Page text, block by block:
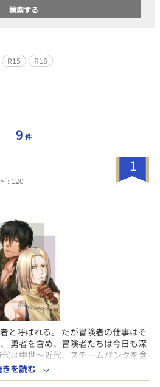
R15 R18
9 件
1
: 120
と呼ばれる。 だが冒険者の仕事はそ
勇者を含め、冒険者たちは今日も深
は中世～近代、スチームパンクを含
バトルアクションBL漫画です。 勇者
）あります。 魔術師総受けです。
を読む